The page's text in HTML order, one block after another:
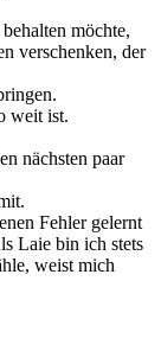
möchte,
verschenken, der
weit ist.
nächsten paar
Fehler gelernt
Laie bin ich stets
weist mich